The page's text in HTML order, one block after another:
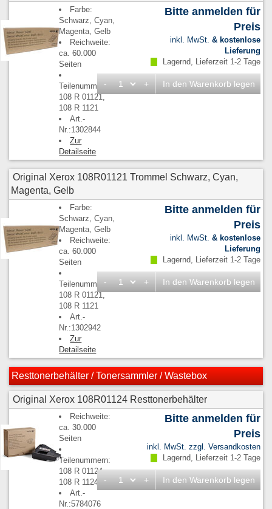
Farbe:
Schwarz, Cyan,
Magenta, Gelb
Reichweite:
ca. 60.000
Seiten
Teilenummern:
108 R 01121,
108 R 1121
Art.-
Nr.:1302844
Zur
Detailseite
Bitte anmelden für
Preis
inkl. MwSt. & kostenlose
Lieferung
Lagernd, Lieferzeit 1-2 Tage
- + In den Warenkorb legen
Original Xerox 108R01121 Trommel Schwarz, Cyan,
Magenta, Gelb
Farbe:
Schwarz, Cyan,
Magenta, Gelb
Reichweite:
ca. 60.000
Seiten
Teilenummern:
108 R 01121,
108 R 1121
Art.-
Nr.:1302942
Zur
Detailseite
Bitte anmelden für
Preis
inkl. MwSt. & kostenlose
Lieferung
Lagernd, Lieferzeit 1-2 Tage
- + In den Warenkorb legen
Resttonerbehälter / Tonersammler / Wastebox
Original Xerox 108R01124 Resttonerbehälter
Reichweite:
ca. 30.000
Seiten
Teilenummern:
108 R 01124,
108 R 1124
Art.-
Nr.:5784076
Bitte anmelden für
Preis
inkl. MwSt. zzgl. Versandkosten
Lagernd, Lieferzeit 1-2 Tage
- + In den Warenkorb legen